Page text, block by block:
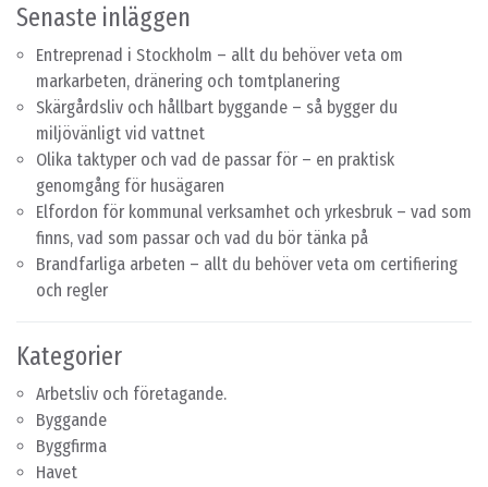
Senaste inläggen
Entreprenad i Stockholm – allt du behöver veta om
markarbeten, dränering och tomtplanering
Skärgårdsliv och hållbart byggande – så bygger du
miljövänligt vid vattnet
Olika taktyper och vad de passar för – en praktisk
genomgång för husägaren
Elfordon för kommunal verksamhet och yrkesbruk – vad som
finns, vad som passar och vad du bör tänka på
Brandfarliga arbeten – allt du behöver veta om certifiering
och regler
Kategorier
Arbetsliv och företagande.
Byggande
Byggfirma
Havet